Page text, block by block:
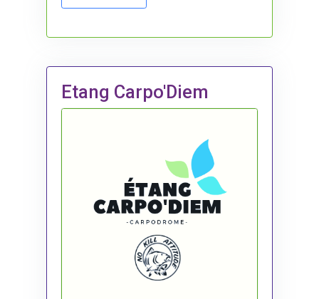
Etang Carpo'Diem